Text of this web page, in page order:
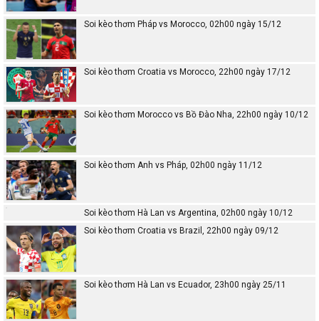
Soi kèo thơm Pháp vs Morocco, 02h00 ngày 15/12
Soi kèo thơm Croatia vs Morocco, 22h00 ngày 17/12
Soi kèo thơm Morocco vs Bồ Đào Nha, 22h00 ngày 10/12
Soi kèo thơm Anh vs Pháp, 02h00 ngày 11/12
Soi kèo thơm Hà Lan vs Argentina, 02h00 ngày 10/12
Soi kèo thơm Croatia vs Brazil, 22h00 ngày 09/12
Soi kèo thơm Hà Lan vs Ecuador, 23h00 ngày 25/11